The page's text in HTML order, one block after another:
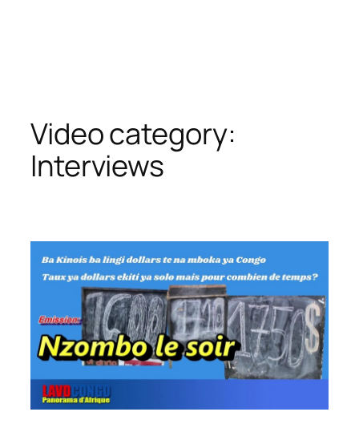
Video category:
Interviews